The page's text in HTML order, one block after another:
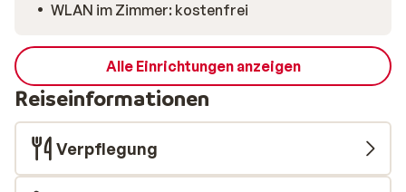
WLAN im Zimmer: kostenfrei
Alle Einrichtungen anzeigen
Reiseinformationen
Verpflegung